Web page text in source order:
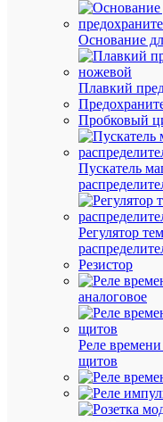
Основание
Плавкий
Пробковый
Пускатель
Регулятор
Резистор
аналоговое
Реле
щитов